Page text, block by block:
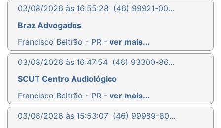
03/08/2026 às 16:55:28 (46) 99921-00...
Braz Advogados
Francisco Beltrão - PR - ver mais...
03/08/2026 às 16:47:54 (46) 93300-86...
SCUT Centro Audiológico
Francisco Beltrão - PR - ver mais...
03/08/2026 às 15:53:07 (46) 99989-80...